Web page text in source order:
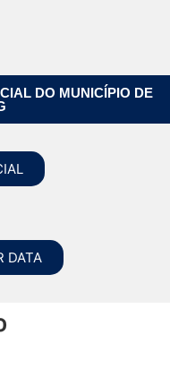
DO MUNICÍPIO DE
DATA